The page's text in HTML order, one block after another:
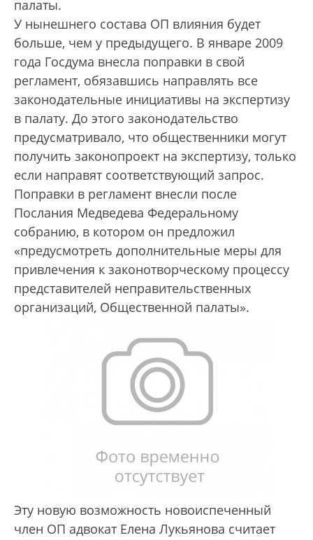
палаты.
У нынешнего состава ОП влияния будет
больше, чем у предыдущего. В январе 2009
года Госдума внесла поправки в свой
регламент, обязавшись направлять все
законодательные инициативы на экспертизу
в палату. До этого законодательство
предусматривало, что общественники могут
получить законопроект на экспертизу, только
если направят соответствующий запрос.
Поправки в регламент внесли после
Послания Медведева Федеральному
собранию, в котором он предложил
«предусмотреть дополнительные меры для
привлечения к законотворческому процессу
представителей неправительственных
организаций, Общественной палаты».
Эту новую возможность новоиспеченный
член ОП адвокат Елена Лукьянова считает